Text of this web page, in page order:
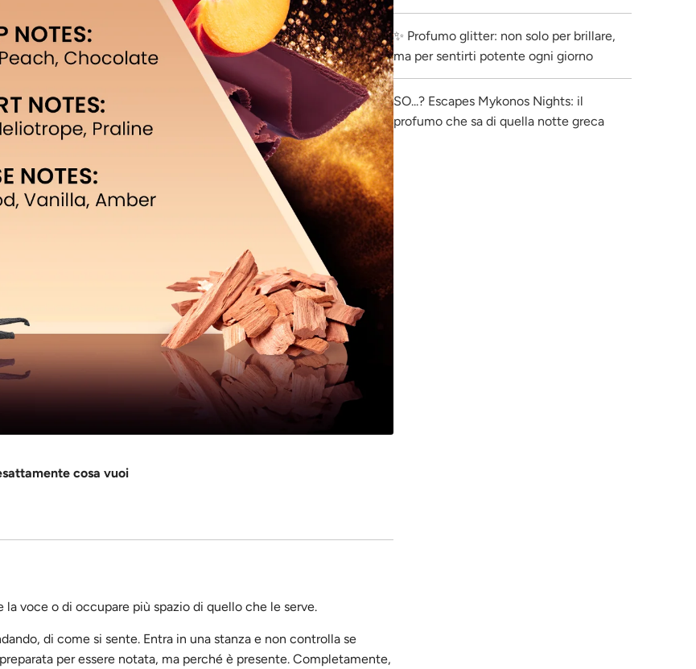
cosa vuoi
la voce o di occupare più spazio di quello che le serve.
di come si sente. Entra in una stanza e non controlla se
per essere notata, ma perché è presente. Completamente,
✨ Profumo glitter: non solo per brillare,
ma per sentirti potente ogni giorno
SO...? Escapes Mykonos Nights: il
profumo che sa di quella notte greca